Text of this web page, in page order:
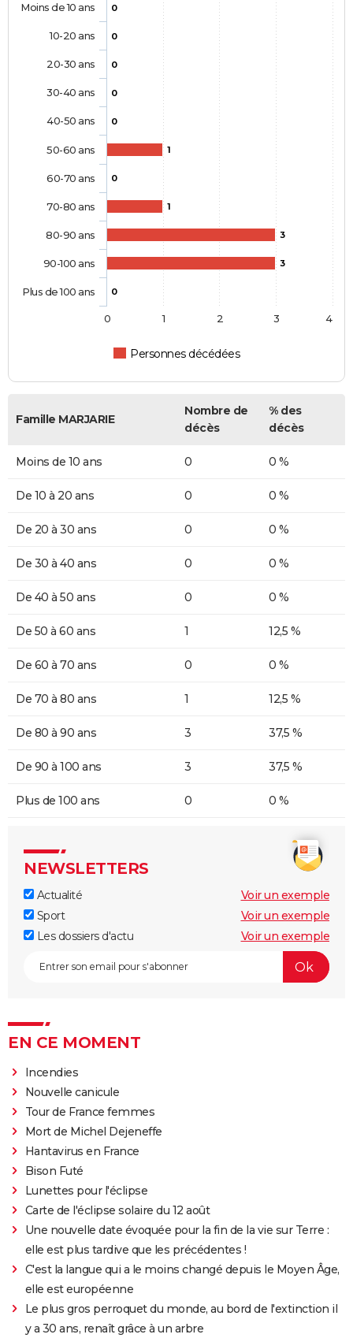
0
0
0
0
0
1
0
1
3
3
0
Personnes décédées
Moins de 10 ans
10-20 ans
20-30 ans
30-40 ans
40-50 ans
50-60 ans
60-70 ans
70-80 ans
80-90 ans
90-100 ans
Plus de 100 ans
0 1 2 3 4
Famille MARJARIE
Nombre de
décès
% des
décès
Moins de 10 ans 0 0 %
De 10 à 20 ans 0 0 %
De 20 à 30 ans 0 0 %
De 30 à 40 ans 0 0 %
De 40 à 50 ans 0 0 %
De 50 à 60 ans 1 12,5 %
De 60 à 70 ans 0 0 %
De 70 à 80 ans 1 12,5 %
De 80 à 90 ans 3 37,5 %
De 90 à 100 ans 3 37,5 %
Plus de 100 ans 0 0 %
NEWSLETTERS
Actualité
Voir un exemple
Sport
Voir un exemple
Les dossiers d'actu
Voir un exemple
EN CE MOMENT
Incendies
Nouvelle canicule
Tour de France femmes
Mort de Michel Dejeneffe
Hantavirus en France
Bison Futé
Lunettes pour l'éclipse
Carte de l'éclipse solaire du 12 août
Une nouvelle date évoquée pour la fin de la vie sur Terre :
elle est plus tardive que les précédentes !
C'est la langue qui a le moins changé depuis le Moyen Âge,
elle est européenne
Le plus gros perroquet du monde, au bord de l'extinction il
y a 30 ans, renaît grâce à un arbre